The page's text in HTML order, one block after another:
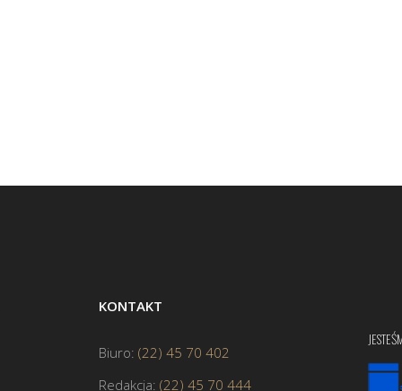
KONTAKT
Biuro: (22) 45 70 402
Redakcja: (22) 45 70 444